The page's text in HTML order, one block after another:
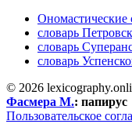
Ономастические
словарь
словарь
словарь
© 2026
Фасмера М.: папирус
Пользовательское